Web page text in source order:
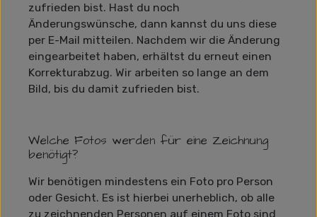
zufrieden bist. Hast du noch
Änderungswünsche, dann kannst du uns diese
per E-Mail mitteilen. Nachdem wir die Änderung
eingearbeitet haben, erhältst du erneut einen
Korrekturabzug. Wir arbeiten so lange an dem
Bild, bis du damit zufrieden bist.
Welche Fotos werden für eine Zeichnung
benötigt?
Wir benötigen mindestens ein Foto pro Person
oder Gesicht. Es ist hierbei unerheblich, ob alle
zu zeichnenden Personen auf einem Foto sind